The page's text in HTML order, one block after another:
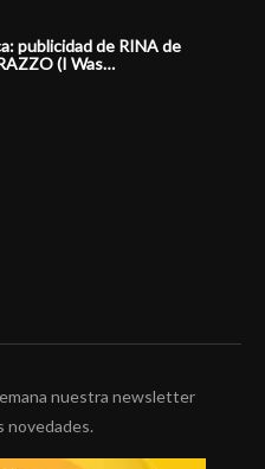
publicidad de RINA de
(I Was…
nuestra newsletter
novedades.